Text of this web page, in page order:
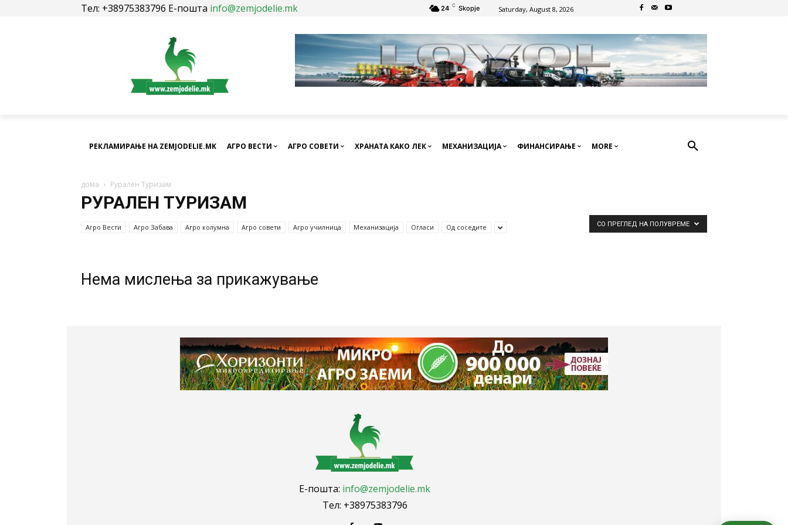
Тел: +38975383796 Е-пошта info@zemjodelie.mk 24 C Skopje Saturday, August 8, 2026
РЕКЛАМИРАЊЕ НА ZEMJODELIE.MK АГРО ВЕСТИ АГРО СОВЕТИ ХРАНАТА КАКО ЛЕК МЕХАНИЗАЦИЈА ФИНАНСИРАЊЕ MORE
дома Рурален Туризам
РУРАЛЕН ТУРИЗАМ
Агро Вести Агро Забава Агро колумна Агро совети Агро училница Механизација Огласи Од соседите СО ПРЕГЛЕД НА ПОЛУВРЕМЕ
Нема мислења за прикажување
Е-пошта: info@zemjodelie.mk
Тел: +38975383796